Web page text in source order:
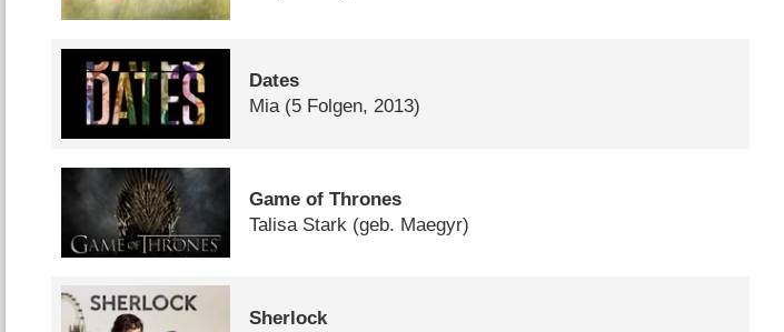
Dates
Mia (5 Folgen, 2013)
Game of Thrones
Talisa Stark (geb. Maegyr)
Sherlock